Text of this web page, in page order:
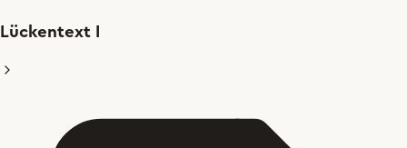
Lückentext I